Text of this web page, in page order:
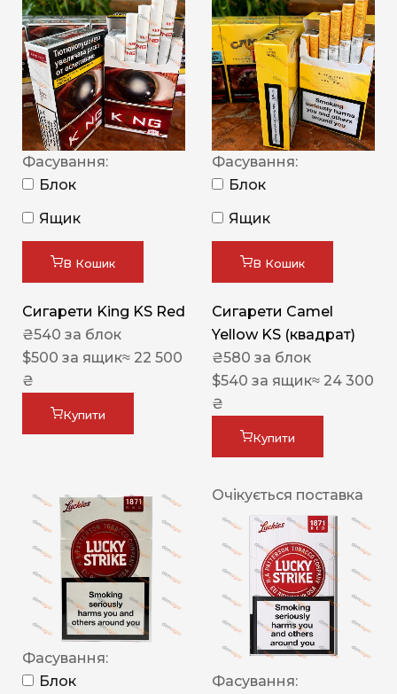
Фасування:
Блок
Ящик
В Кошик
Сигарети King KS Red
₴540 за блок
$500 за ящик≈ 22 500
₴
Купити
Фасування:
Блок
Ящик
В Кошик
Сигарети Camel
Yellow KS (квадрат)
₴580 за блок
$540 за ящик≈ 24 300
₴
Купити
Фасування:
Блок
Очікується поставка
Фасування: